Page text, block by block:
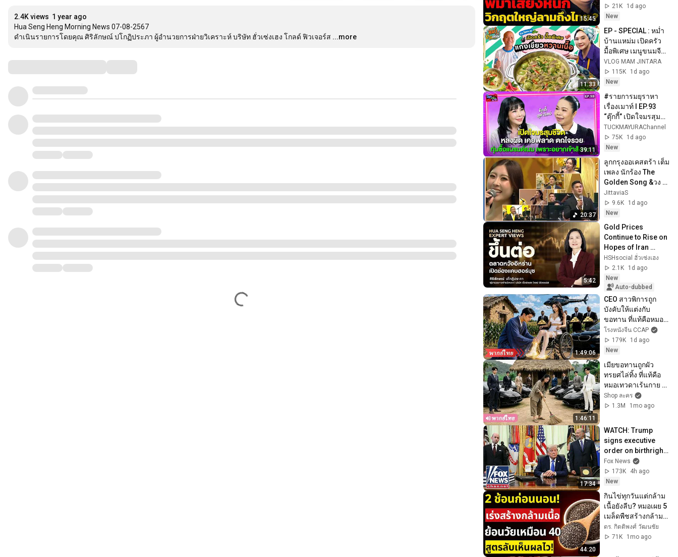
2.4K views 1 year ago
Hua Seng Heng Morning News 07-08-2567
ดำเนินรายการโดยคุณ ศิริลักษณ์ ปโกฏิประภา ผู้อำนวยการฝ่ายวิเคราะห์ บริษัท ฮั่วเซ่งเฮง โกลด์ ฟิวเจอร์ส ...more
15:45
ไม่ได้ ? (รศ. ดร.ปิติ
ศรีแสงนาม)
21K
1d ago
New
11:33
EP - SPECIAL : หม่ำ
บ้านแหม่ม เปิดครัว
มื้อพิเศษ เมนูขนมจีน
แกงเขียวหวานเนื้อ :
VLOG MAM
JINTARA
VLOG MAM JINTARA
115K
1d ago
New
39:11
#รายการมยุราหา
เรื่องเมาท์ I EP.93
“ตุ๊กกี้” เปิดใจมรสุม
ชีวิตหลงผิด เคยพลาด
ตกใจรวย !
TUCKMAYURAChannel
75K
1d ago
New
20:37
ลูกกรุงออเคสตร้า เต็ม
เพลง นักร้อง The
Golden Song &วง
RBSO * ผิงผิง แพรว
สปาย ภู ร็อคเก็ต
แหนมเนือง
๋JittaviaS
9.6K
1d ago
New
5:42
Gold Prices
Continue to Rise on
Hopes of Iran
Opening the Strait
of Hormuz
HSHsocial ฮั่วเซ่งเฮง
2.1K
1d ago
New
Auto-dubbed
1:49:06
CEO สาวพิการถูก
บังคับให้แต่งกับ
ขอทาน ที่แท้คือหมอ
เทวดาที่ซ่อนตัวตน
รักษาขาเธอจนหาย
ตอกหน้าทุกคน!
โรงหนังจีน CCAP
179K
1d ago
New
1:46:11
เมียขอทานถูกผัว
ทรยศไล่ทิ้ง ที่แท้คือ
หมอเทวดาเร้นกาย
จนมหาเศรษฐีรุมแย่ง
อยากแต่งงานด้วย!
Shop ละคร
1.3M
1mo ago
17:34
WATCH: Trump
signs executive
order on birthright
citizenship
Fox News
173K
4h ago
New
44:20
กินไข่ทุกวันแต่กล้าม
เนื้อยังลีบ? หมอเผย 5
เมล็ดพืชสร้างกล้าม
เนื้อ ดีกว่าไข่ ผู้สูงอายุ
ต้องรู้ด่วน
ดร. กิตติพงศ์ วัฒนชัย
71K
1mo ago